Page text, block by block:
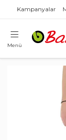
Kampanyalar
Menü